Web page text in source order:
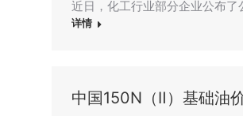
近日，化工行业部分企业公布
详情
中国150N（Ⅱ）基础油